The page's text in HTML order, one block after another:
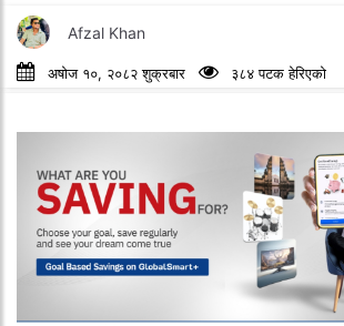
Afzal Khan
अषोज १०, २०८२ शुक्रबार ३८४ पटक हेरिएको